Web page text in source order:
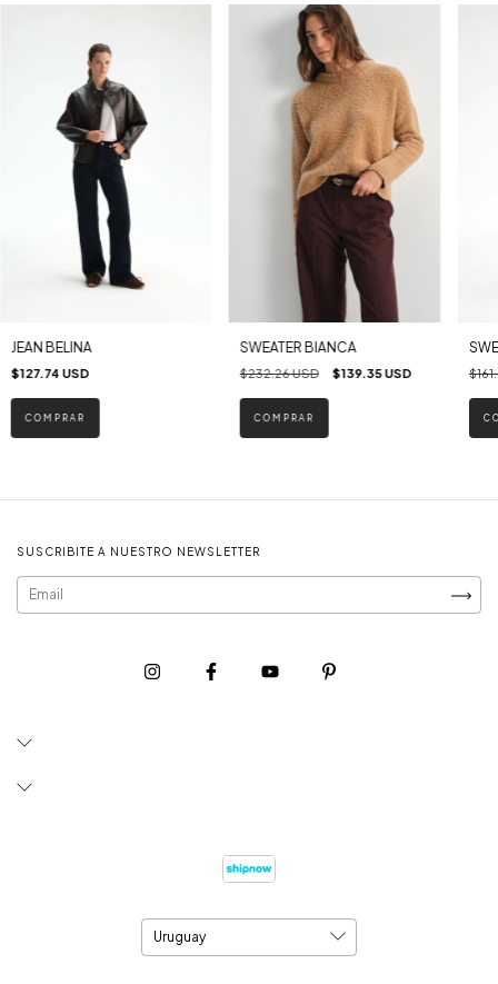
JEAN BELINA
$127.74 USD
COMPRAR
SWEATER BIANCA
$232.26 USD $139.35 USD
COMPRAR
SUSCRIBITE A NUESTRO NEWSLETTER